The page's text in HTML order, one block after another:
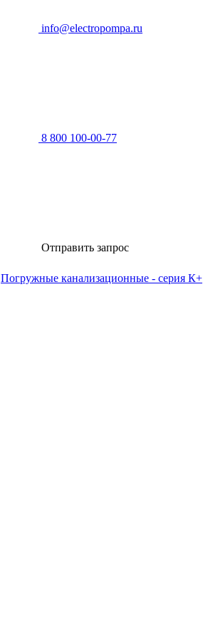
info@electropompa.ru
8 800 100-00-77
Отправить запрос
Погружные канализационные - серия К+